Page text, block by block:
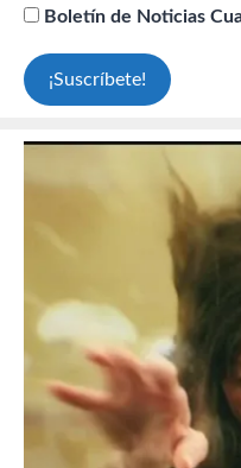
Boletín de Noticias